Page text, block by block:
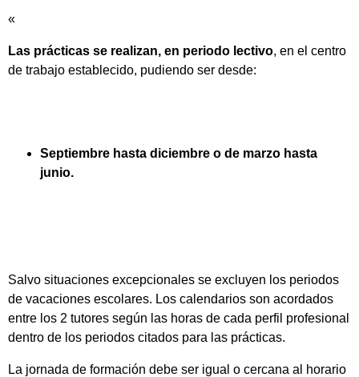
«
Las prácticas se realizan, en periodo lectivo, en el centro
de trabajo establecido, pudiendo ser desde:
Septiembre hasta diciembre o de marzo hasta
junio.
Salvo situaciones excepcionales se excluyen los periodos
de vacaciones escolares. Los calendarios son acordados
entre los 2 tutores según las horas de cada perfil profesional
dentro de los periodos citados para las prácticas.
La jornada de formación debe ser igual o cercana al horario